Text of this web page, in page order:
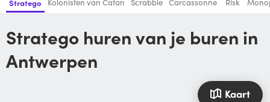
Stratego
Stratego huren van je buren in
Antwerpen
Kaart